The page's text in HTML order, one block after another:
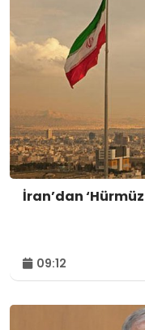
İran’dan
09:12